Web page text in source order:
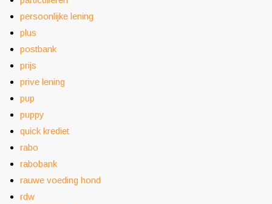
persoonlijke lening
plus
postbank
prijs
prive lening
pup
puppy
quick krediet
rabo
rabobank
rauwe voeding hond
rdw